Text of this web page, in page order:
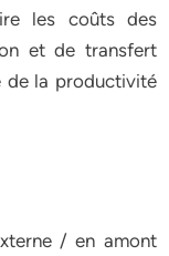
les coûts des
et de transfert
de la productivité
/ en amont